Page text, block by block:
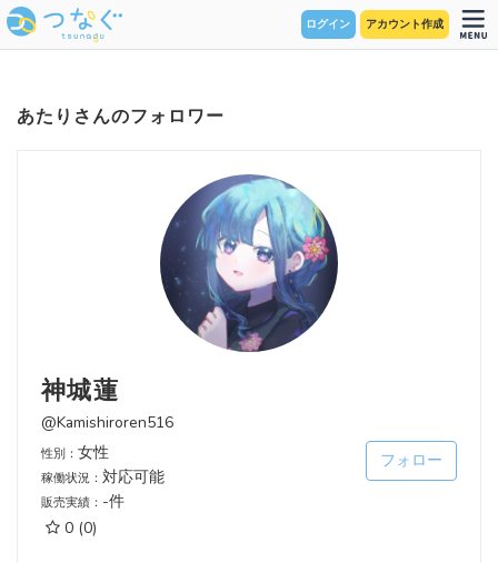
ログイン アカウント作成
あたりさんのフォロワー
神城蓮
@Kamishiroren516
性別： 女性
稼働状況： 対応可能
販売実績： -件
0 (0)
フォロー